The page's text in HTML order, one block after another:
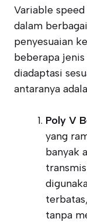
Variable
dalam
penyesuaian
beberapa
diadaptasi
antaranya
Poly V
yang
banyak
tanpa